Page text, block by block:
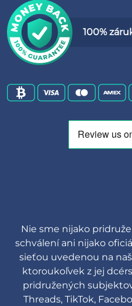
100%
Nie sme nijako
schválení ani nijako
sieťou uvedenou na
ktoroukoľvek z jej
pridružených
Threads, TikTok,